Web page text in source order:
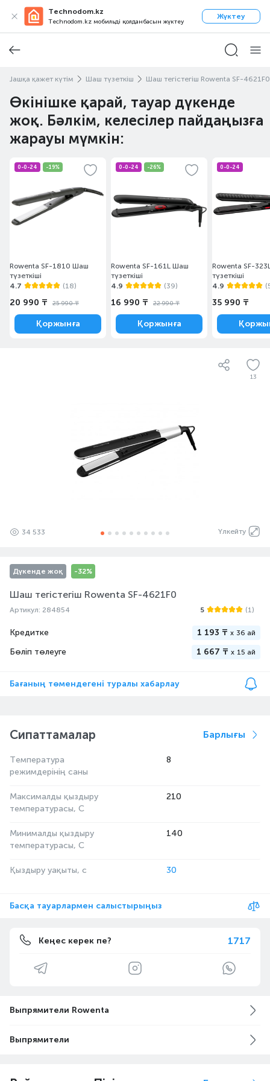
Technodom.kz
Technodom.kz мобильді қолданбасын жүктеу
Жүктеу
Шашқа қажет күтім Шаш түзеткіш Шаш тегістегіш Rowenta SF-4621F0
Өкінішке қарай, тауар дүкенде
жоқ. Бәлкім, келесілер пайдаңызға
жарауы мүмкін:
0-0-24 -19%
Rowenta SF-1810 Шаш
түзеткіші
4.7
(18)
20 990 ₸ 25 990 ₸
Қоржынға
0-0-24 -26%
Rowenta SF-161L Шаш
түзеткіші
4.9
(39)
16 990 ₸ 22 990 ₸
Қоржынға
0-0-24
Rowenta SF-
түзеткіші
4.9
35 990 ₸
13
Үлкейту
34 533
Дүкенде жоқ -32%
Шаш тегістегіш Rowenta SF-4621F0
Артикул: 284854 5 (1)
Кредитке 1 193 ₸ x 36 ай
Бөліп төлеуге 1 667 ₸ x 15 ай
Бағаның төмендегені туралы хабарлау
Сипаттамалар Барлығы
Температура
режимдерінің саны
8
Максималды қыздыру
температурасы, С
210
Минималды қыздыру
температурасы, С
140
Қыздыру уақыты, с 30
Басқа тауарлармен салыстырыңыз
Кеңес керек пе? 1717
Выпрямители Rowenta
Выпрямители